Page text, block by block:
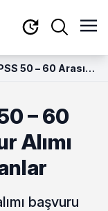
50 – 60 Arası
– 60
Alımı
başvuru